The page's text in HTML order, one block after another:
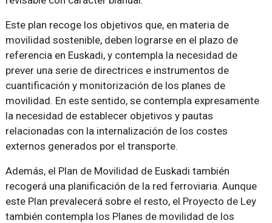
Este plan recoge los objetivos que, en materia de
movilidad sostenible, deben lograrse en el plazo de
referencia en Euskadi, y contempla la necesidad de
prever una serie de directrices e instrumentos de
cuantificación y monitorización de los planes de
movilidad. En este sentido, se contempla expresamente
la necesidad de establecer objetivos y pautas
relacionadas con la internalización de los costes
externos generados por el transporte.
Además, el Plan de Movilidad de Euskadi también
recogerá una planificación de la red ferroviaria. Aunque
este Plan prevalecerá sobre el resto, el Proyecto de Ley
también contempla los Planes de movilidad de los